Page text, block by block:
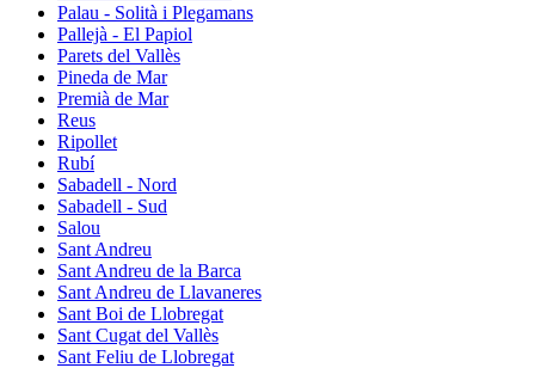
Palau - Solità i Plegamans
Pallejà - El Papiol
Parets del Vallès
Pineda de Mar
Premià de Mar
Reus
Ripollet
Rubí
Sabadell - Nord
Sabadell - Sud
Salou
Sant Andreu
Sant Andreu de la Barca
Sant Andreu de Llavaneres
Sant Boi de Llobregat
Sant Cugat del Vallès
Sant Feliu de Llobregat